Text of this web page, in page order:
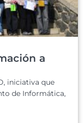
a
iniciativa que
de Informática,